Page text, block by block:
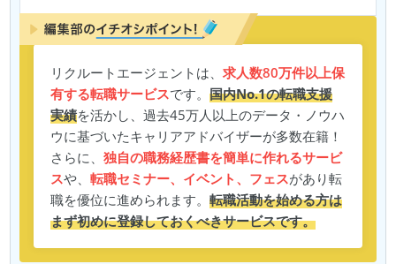
リクルートエージェントは、求人数80万件以上保
有する転職サービスです。国内No.1の転職支援
実績を活かし、過去45万人以上のデータ・ノウハ
ウに基づいたキャリアアドバイザーが多数在籍！
さらに、独自の職務経歴書を簡単に作れるサービ
スや、転職セミナー、イベント、フェスがあり転
職を優位に進められます。転職活動を始める方は
まず初めに登録しておくべきサービスです。